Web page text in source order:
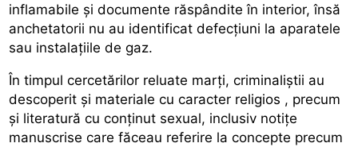
inflamabile și documente răspândite în interior, însă
anchetatorii nu au identificat defecțiuni la aparatele
sau instalațiile de gaz.
În timpul cercetărilor reluate marți,criminaliștii au
descoperit și materiale cu caracter religios , precum
și literatură cu conținut sexual, inclusiv notițe
manuscrise care făceau referire la concepte precum